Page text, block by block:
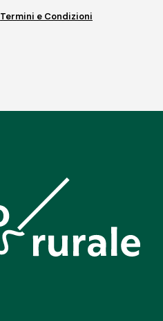
Termini e Condizioni